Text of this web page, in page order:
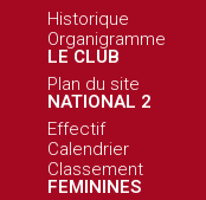
Historique
Organigramme
LE CLUB
Plan du site
NATIONAL 2
Effectif
Calendrier
Classement
FEMININES